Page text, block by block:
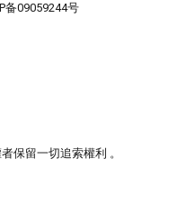
备09059244号
保留一切追索權利 。